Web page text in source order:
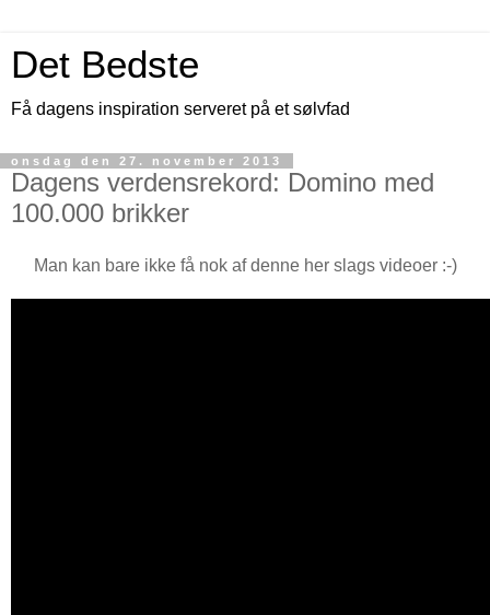
Det Bedste
Få dagens inspiration serveret på et sølvfad
onsdag den 27. november 2013
Dagens verdensrekord: Domino med
100.000 brikker
Man kan bare ikke få nok af denne her slags videoer :-)